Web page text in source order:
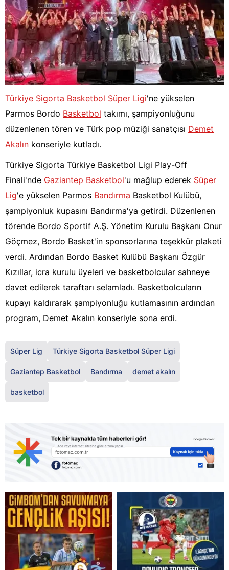
Türkiye Sigorta Basketbol Süper Ligi'ne yükselen
Parmos Bordo Basketbol takımı, şampiyonluğunu
düzenlenen tören ve Türk pop müziği sanatçısı Demet
Akalın konseriyle kutladı.
Türkiye Sigorta Türkiye Basketbol Ligi Play-Off
Finali'nde Gaziantep Basketbol'u mağlup ederek Süper
Lig'e yükselen Parmos Bandırma Basketbol Kulübü,
şampiyonluk kupasını Bandırma'ya getirdi. Düzenlenen
törende Bordo Sportif A.Ş. Yönetim Kurulu Başkanı Onur
Göçmez, Bordo Basket'in sponsorlarına teşekkür plaketi
verdi. Ardından Bordo Basket Kulübü Başkanı Özgür
Kızıllar, icra kurulu üyeleri ve basketbolcular sahneye
davet edilerek taraftarı selamladı. Basketbolcuların
kupayı kaldırarak şampiyonluğu kutlamasının ardından
program, Demet Akalın konseriyle sona erdi.
Süper Lig Türkiye Sigorta Basketbol Süper Ligi
Gaziantep Basketbol Bandırma demet akalın
basketbol